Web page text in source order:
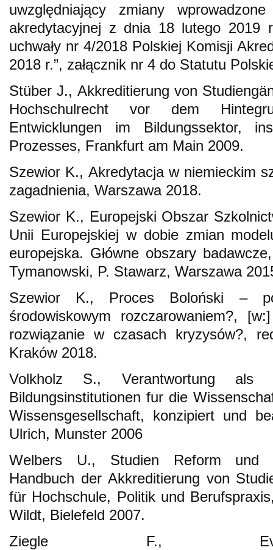
uwzględniający zmiany
akredytacyjnej z dnia 18 lutego 2019
uchwały nr 4/2018 Polskiej Komisji
2018 r.”, załącznik nr 4 do Statutu
Stüber J., Akkreditierung von
Hochschulrecht vor dem
Entwicklungen im Bildungssektor,
Prozesses, Frankfurt am Main 2009.
Szewior K., Akredytacja w niemieckim
zagadnienia, Warszawa 2018.
Szewior K., Europejski Obszar
Unii Europejskiej w dobie zmian
europejska. Główne obszary
Tymanowski, P. Stawarz, Warszawa
Szewior K., Proces Boloński –
środowiskowym rozczarowaniem?,
rozwiązanie w czasach kryzysów?,
Kraków 2018.
Volkholz S., Verantwortung als
Bildungsinstitutionen fur die
Wissensgesellschaft, konzipiert und
Ulrich, Munster 2006
Welbers U., Studien Reform und
Handbuch der Akkreditierung von
für Hochschule, Politik und
Wildt, Bielefeld 2007.
Ziegle F.,